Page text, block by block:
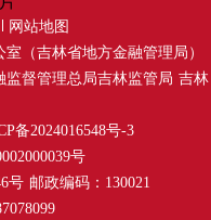
网站地图
（吉林省地方金融管理局）
监督管理总局吉林监管局 吉林
备2024016548号-3
号
号 邮政编码：130021